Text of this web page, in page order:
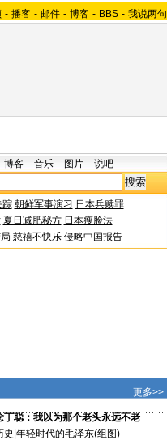
- 播客 - 邮件 - 博客 - BBS - 我说两句
博客 音乐 图片 说吧
踪 朝鲜军事演习 日本兵赎罪
夏日减肥秘方 日本瘦脸法
慈禧不快乐 侵略中国报告
更多>>
丁聪：我以为那个老头永远不老
史 年轻时代的毛泽东(组图)